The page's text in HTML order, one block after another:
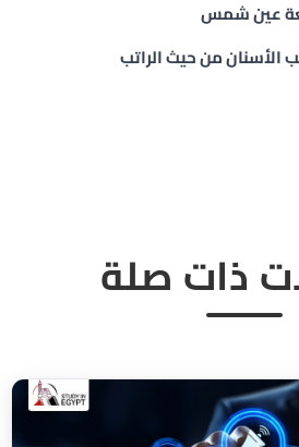
عين شمس
من حيث الراتب
ذات صلة